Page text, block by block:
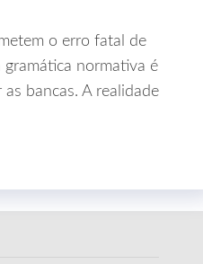
o erro fatal de
normativa é
bancas. A realidade